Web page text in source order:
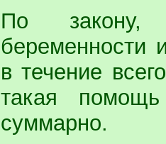
По закону,
беременности
в течение
такая помощь
суммарно.